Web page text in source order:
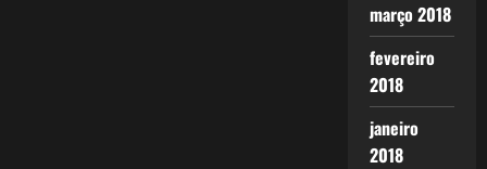
março 2018
fevereiro
2018
janeiro
2018